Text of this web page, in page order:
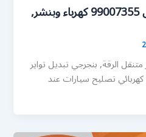
كراج الرقة | كراج متنقل 99007355 كهرباء وبنشر,
الرقة, بنجرجي تبديل تواير
تصليح سيارات عند